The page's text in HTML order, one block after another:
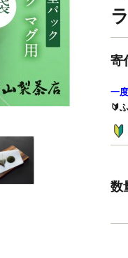
寄
一
🔰
数